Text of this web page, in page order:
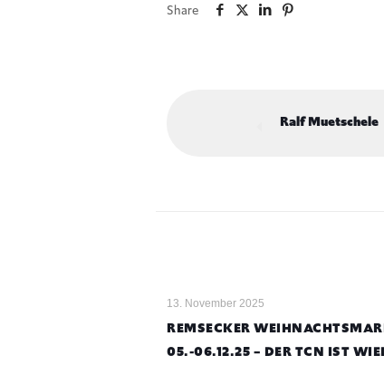
Share
Ralf Muetschele
13. November 2025
REMSECKER
05.-06.12.25 – DER TCN IST